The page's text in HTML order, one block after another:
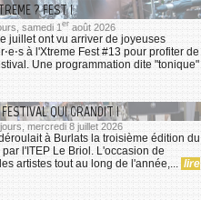
? FEST !
samedi 1 er août 2026
juillet ont vu arriver de joyeuses
à l'Xtreme Fest #13 pour profiter de
Une programmation dite "tonique"
QUI GRANDIT !
mercredi 8 juillet 2026
à Burlats la troisième édition du
par l'ITEP Le Briol. L'occasion de
artistes tout au long de l'année,...
lire